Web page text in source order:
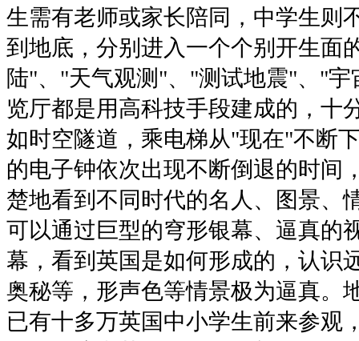
生需有老师或家长陪同，中学生则
到地底，分别进入一个个别开生面
陆"、"天气观测"、"测试地震"、"
览厅都是用高科技手段建成的，十
如时空隧道，乘电梯从"现在"不断
的电子钟依次出现不断倒退的时间
楚地看到不同时代的名人、图景、
可以通过巨型的穹形银幕、逼真的
幕，看到英国是如何形成的，认识
奥秘等，形声色等情景极为逼真。
已有十多万英国中小学生前来参观